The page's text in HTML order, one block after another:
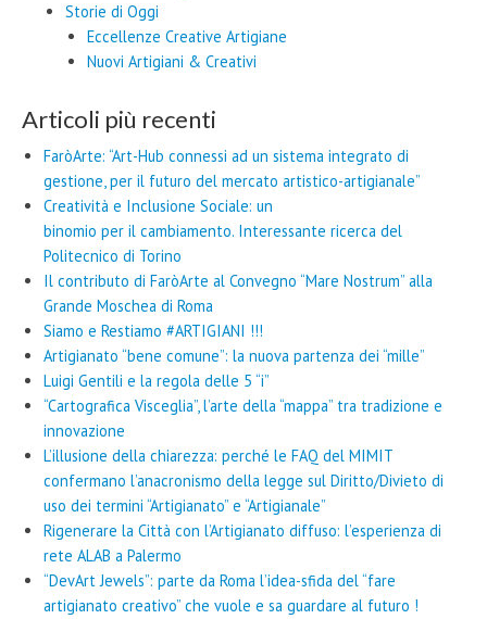
Storie di Oggi
Eccellenze Creative Artigiane
Nuovi Artigiani & Creativi
Articoli più recenti
FaròArte: “Art-Hub connessi ad un sistema integrato di
gestione, per il futuro del mercato artistico-artigianale”
Creatività e Inclusione Sociale: un
binomio per il cambiamento. Interessante ricerca del
Politecnico di Torino
Il contributo di FaròArte al Convegno “Mare Nostrum” alla
Grande Moschea di Roma
Siamo e Restiamo #ARTIGIANI !!!
Artigianato “bene comune”: la nuova partenza dei “mille”
Luigi Gentili e la regola delle 5 “i”
“Cartografica Visceglia”, l’arte della “mappa” tra tradizione e
innovazione
L’illusione della chiarezza: perché le FAQ del MIMIT
confermano l’anacronismo della legge sul Diritto/Divieto di
uso dei termini “Artigianato” e “Artigianale”
Rigenerare la Città con l’Artigianato diffuso: l’esperienza di
rete ALAB a Palermo
“DevArt Jewels”: parte da Roma l’idea-sfida del “fare
artigianato creativo” che vuole e sa guardare al futuro !